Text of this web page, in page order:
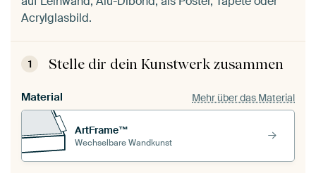
Acrylglasbild.
1 Stelle dir dein Kunstwerk zusammen
Material Mehr über das Material
ArtFrame™
Wechselbare Wandkunst